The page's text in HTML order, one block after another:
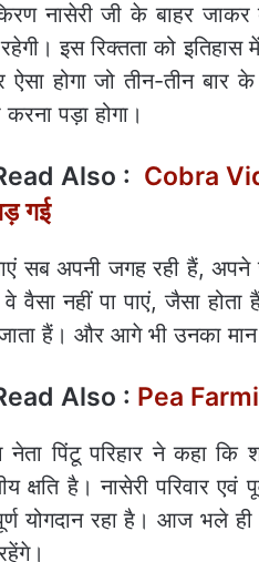
नासेरी जी के बाहर
इस रिक्तता को इतिहास
ऐसा होगा जो तीन-तीन
करना पड़ा होगा।
Also : Cobra
गई
सब अपनी जगह रही हैं, अपने
वैसा नहीं पा पाएं, जैसा
हैं। और आगे भी उनका मान
Also : Pea
नेता पिंटू परिहार ने कहा
क्षति है। नासेरी परिवार एवं
योगदान रहा है। आज भले